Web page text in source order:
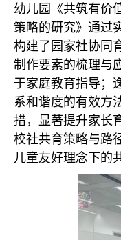
幼儿园《共筑有价
策略的研究》通过
构建了园家社协同
制作要素的梳理与
于家庭教育指导；
系和谐度的有效方
措，显著提升家长
校社共育策略与路
儿童友好理念下的